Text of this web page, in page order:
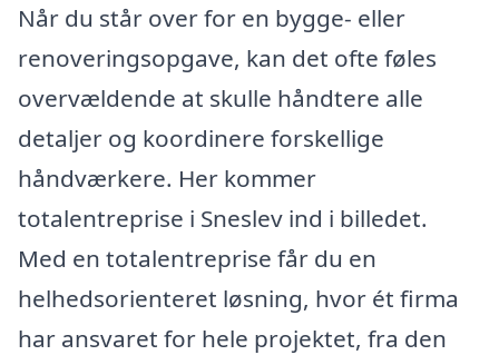
Når du står over for en bygge- eller
renoveringsopgave, kan det ofte føles
overvældende at skulle håndtere alle
detaljer og koordinere forskellige
håndværkere. Her kommer
totalentreprise i Sneslev ind i billedet.
Med en totalentreprise får du en
helhedsorienteret løsning, hvor ét firma
har ansvaret for hele projektet, fra den